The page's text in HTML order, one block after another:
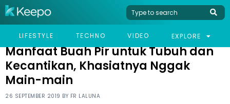
LIFESTYLE TECHNO VIDEO EXPLORE
HOME LIFESTYLE
MANFAAT BUAH PIR UNTUK TUBUH DAN KECANTIKAN,
Manfaat Buah Pir untuk Tubuh dan
Kecantikan, Khasiatnya Nggak
Main-main
26 SEPTEMBER 2019 BY FR LALUNA